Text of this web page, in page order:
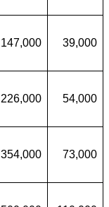
147,000 39,000
226,000 54,000
354,000 73,000